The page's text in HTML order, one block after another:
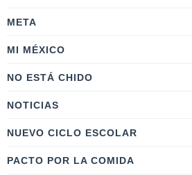
META
MI MÉXICO
NO ESTÁ CHIDO
NOTICIAS
NUEVO CICLO ESCOLAR
PACTO POR LA COMIDA